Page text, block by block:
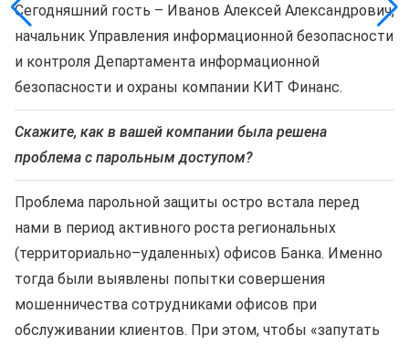
Сегодняшний гость – Иванов Алексей Александрович,
начальник Управления информационной безопасности
и контроля Департамента информационной
безопасности и охраны компании КИТ Финанс.
Скажите, как в вашей компании была решена
проблема с парольным доступом?
Проблема парольной защиты остро встала перед
нами в период активного роста региональных
(территориально–удаленных) офисов Банка. Именно
тогда были выявлены попытки совершения
мошенничества сотрудниками офисов при
обслуживании клиентов. При этом, чтобы «запутать